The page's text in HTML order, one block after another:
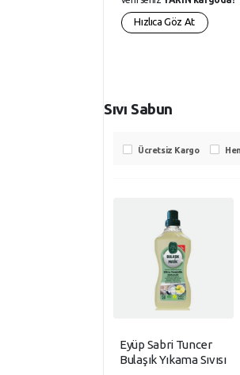
Hızlıca Göz At
Sıvı Sabun
Ücretsiz Kargo
Eyüp Sabri Tuncer
Bulaşık Yıkama Sıvısı